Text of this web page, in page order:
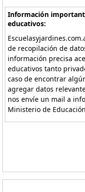
Información
educativos:
de recopilación de
información precisa
educativos tanto
caso de encontrar
agregar datos
nos envíe un mail a
Ministerio de